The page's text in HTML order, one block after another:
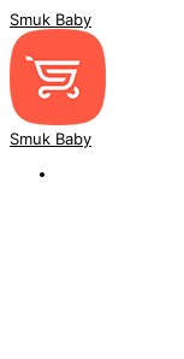
Smuk Baby
Smuk Baby